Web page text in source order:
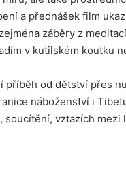
a přednášek film
záběry z
v kutilském koutku
příběh od dětství přes
náboženství i
vztazích mezi